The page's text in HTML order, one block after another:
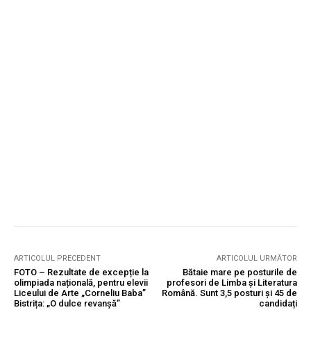
ARTICOLUL PRECEDENT
FOTO – Rezultate de excepție la
olimpiada națională, pentru elevii
Liceului de Arte „Corneliu Baba”
Bistrița: „O dulce revanșă”
ARTICOLUL URMĂTOR
Bătaie mare pe posturile de
profesori de Limba și Literatura
Română. Sunt 3,5 posturi și 45 de
candidați